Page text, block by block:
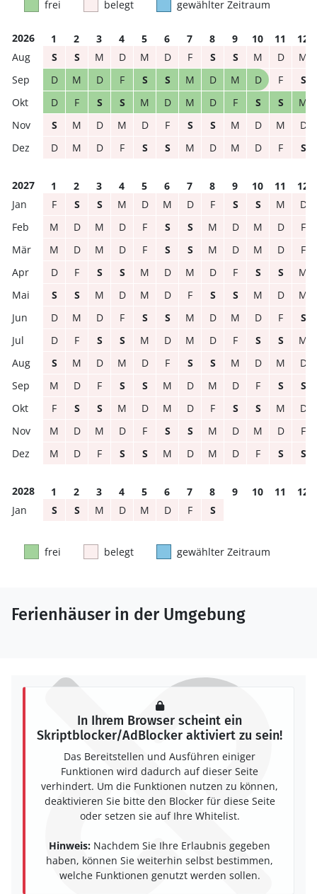
frei belegt gewählter Zeitraum
2026 1 2 3 4 5 6 7 8 9 10 11
12
S
S M D M D F S S M D
M
D
M D F S S M D M D F
S
D
F S S M D M D F S S
M
S
M D M D F S S M D M
D
D
M D F S S M D M D F S
2027 1 2 3 4 5 6 7 8 9 10 11
12
F
S S M D M D F S S M
D
M
D M D F S S M D M D
F
M
D M D F S S M D M D
F
D
F S S M D M D F S S
M
S
S M D M D F S S M D
M
D
M D F S S M D M D F
S
D
F S S M D M D F S S
M
S
M D M D F S S M D M
D
M
D F S S M D M D F S
S
F
S S M D M D F S S M
D
M
D M D F S S M D M D
F
M
D F S S M D M D F S S
2028 1 2 3 4 5 6 7 8 9 10 11
12
S
S M D M D F S
frei belegt gewählter Zeitraum
Ferienhäuser in der Umgebung
In Ihrem Browser scheint ein
Skriptblocker/AdBlocker aktiviert zu sein!
Das Bereitstellen und Ausführen einiger
Funktionen wird dadurch auf dieser Seite
verhindert. Um die Funktionen nutzen zu können,
deaktivieren Sie bitte den Blocker für diese Seite
oder setzen sie auf Ihre Whitelist.
Hinweis: Nachdem Sie Ihre Erlaubnis gegeben
haben, können Sie weiterhin selbst bestimmen,
welche Funktionen genutzt werden sollen.